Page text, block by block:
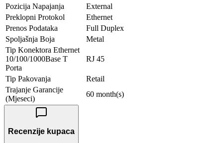
Pozicija Napajanja
External
Preklopni Protokol
Ethernet
Prenos Podataka
Full Duplex
Spoljašnja Boja
Metal
Tip Konektora Ethernet
10/100/1000Base T
Porta
RJ 45
Tip Pakovanja
Retail
Trajanje Garancije
(Mjeseci)
60 month(s)
Recenzije kupaca